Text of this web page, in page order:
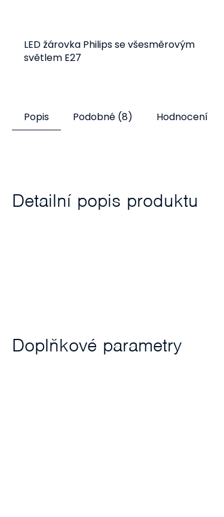
LED žárovka Philips se všesměrovým
světlem E27
od 77 Kč
Popis
Podobné (8) Hodnocení
Detailní popis produktu
Doplňkové parametry